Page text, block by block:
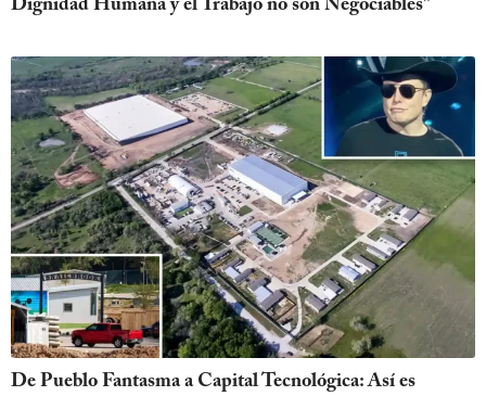
Dignidad Humana y el Trabajo no son Negociables”
De Pueblo Fantasma a Capital Tecnológica: Así es